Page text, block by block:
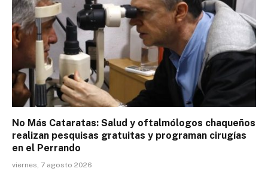
No Más Cataratas: Salud y oftalmólogos chaqueños
realizan pesquisas gratuitas y programan cirugías
en el Perrando
viernes, 7 agosto 2026